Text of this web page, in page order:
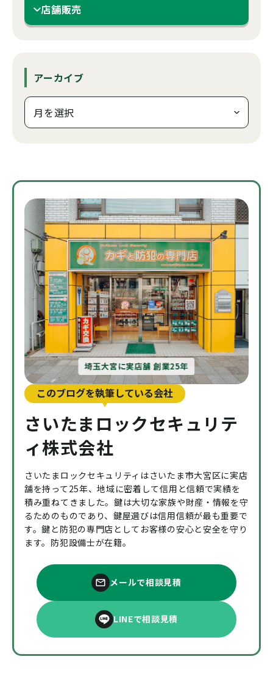
店舗販売
アーカイブ
埼玉大宮に実店舗 創業25年
このブログを執筆している会社
さいたまロックセキュリテ
ィ株式会社
さいたまロックセキュリティはさいたま市大宮区に実店
舗を持って25年、地域に密着して信用と信頼で実績を
積み重ねてきました。鍵は大切な家族や財産・情報を守
るためのものであり、鍵屋選びは信用信頼が最も重要で
す。鍵と防犯の専門店としてお客様の安心と安全を守り
ます。防犯設備士が在籍。
メールで相談見積
LINEで相談見積